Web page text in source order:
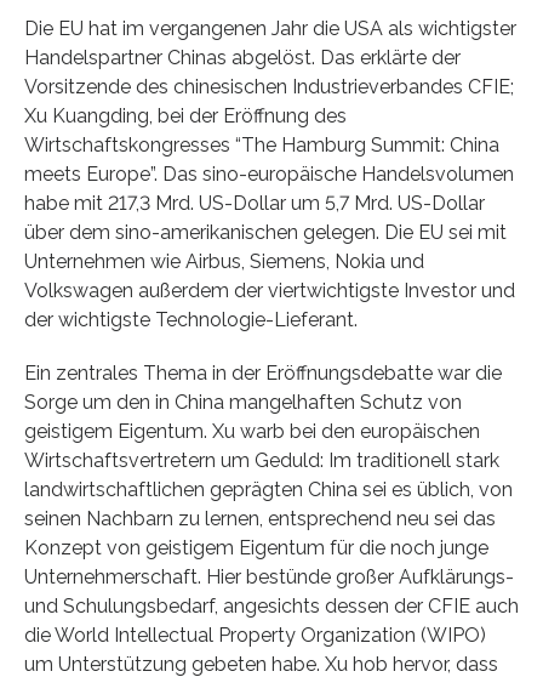
Die EU hat im vergangenen Jahr die USA als wichtigster
Handelspartner Chinas abgelöst. Das erklärte der
Vorsitzende des chinesischen Industrieverbandes CFIE;
Xu Kuangding, bei der Eröffnung des
Wirtschaftskongresses “The Hamburg Summit: China
meets Europe”. Das sino-europäische Handelsvolumen
habe mit 217,3 Mrd. US-Dollar um 5,7 Mrd. US-Dollar
über dem sino-amerikanischen gelegen. Die EU sei mit
Unternehmen wie Airbus, Siemens, Nokia und
Volkswagen außerdem der viertwichtigste Investor und
der wichtigste Technologie-Lieferant.
Ein zentrales Thema in der Eröffnungsdebatte war die
Sorge um den in China mangelhaften Schutz von
geistigem Eigentum. Xu warb bei den europäischen
Wirtschaftsvertretern um Geduld: Im traditionell stark
landwirtschaftlichen geprägten China sei es üblich, von
seinen Nachbarn zu lernen, entsprechend neu sei das
Konzept von geistigem Eigentum für die noch junge
Unternehmerschaft. Hier bestünde großer Aufklärungs-
und Schulungsbedarf, angesichts dessen der CFIE auch
die World Intellectual Property Organization (WIPO)
um Unterstützung gebeten habe. Xu hob hervor, dass